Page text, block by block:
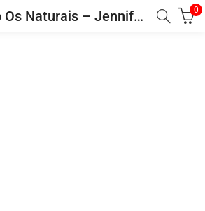
Coleção Os Naturais – Jennifer Lynn Barnes 0